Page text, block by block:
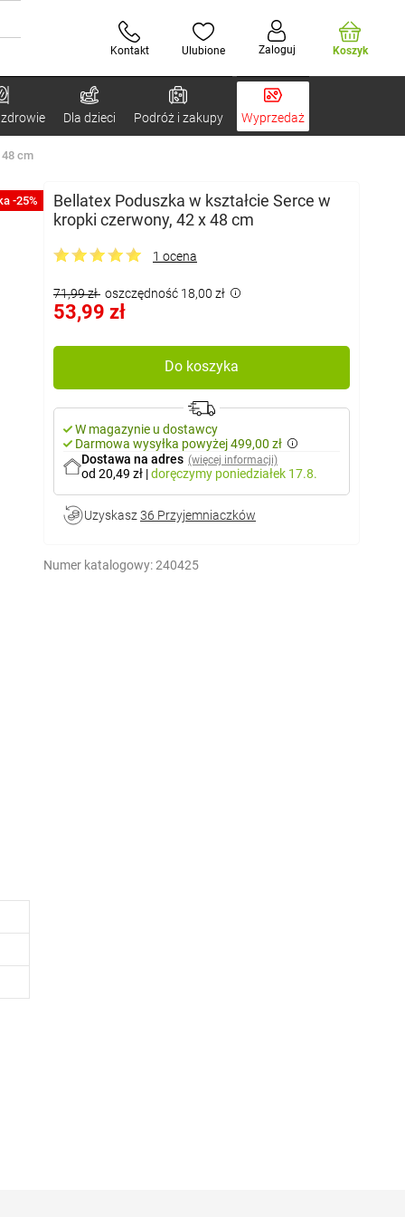
Kontakt Ulubione Zaloguj Koszyk
Dla dzieci Podróż i zakupy Wyprzedaż
cm
-25%
Bellatex Poduszka w kształcie Serce w
kropki czerwony, 42 x 48 cm
1 ocena
71,99 zł oszczędność 18,00 zł
53,99 zł
Do koszyka
W magazynie u dostawcy
Darmowa wysyłka powyżej 499,00 zł
Dostawa na adres (więcej informacji)
od 20,49 zł |doręczymy poniedziałek 17.8.
Uzyskasz 36 Przyjemniaczków
Numer katalogowy:240425